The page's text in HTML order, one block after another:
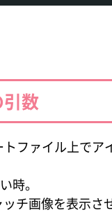
数
ファイル上でア
時。
チ画像を表示さ